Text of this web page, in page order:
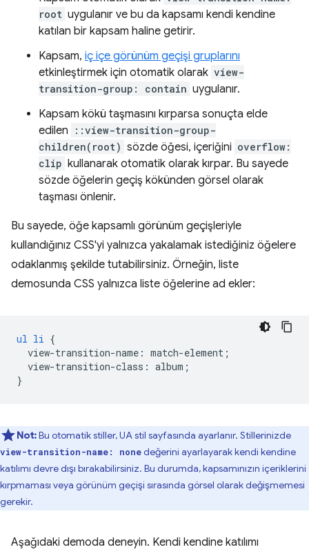
root uygulanır ve bu da kapsamı kendi kendine
katılan bir kapsam haline getirir.
Kapsam, iç içe görünüm geçişi gruplarını
etkinleştirmek için otomatik olarak view-
transition-group: contain uygulanır.
Kapsam kökü taşmasını kırparsa sonuçta elde
edilen
::view-transition-group-
children(root) sözde öğesi, içeriğini overflow:
clip kullanarak otomatik olarak kırpar. Bu sayede
sözde öğelerin geçiş kökünden görsel olarak
taşması önlenir.
Bu sayede, öğe kapsamlı görünüm geçişleriyle
kullandığınız CSS'yi yalnızca yakalamak istediğiniz öğelere
odaklanmış şekilde tutabilirsiniz. Örneğin, liste
demosunda CSS yalnızca liste öğelerine ad ekler:
ul li {
view-transition-name : match-element ;
view-transition-class : album ;
}
Not:Bu otomatik stiller, UA stil sayfasında ayarlanır. Stillerinizde
view-transition-name: nonedeğerini ayarlayarak kendi kendine
katılımı devre dışı bırakabilirsiniz. Bu durumda, kapsamınızın içeriklerini
kırpmaması veya görünüm geçişi sırasında görsel olarak değişmemesi
gerekir.
Aşağıdaki demoda deneyin. Kendi kendine katılımı